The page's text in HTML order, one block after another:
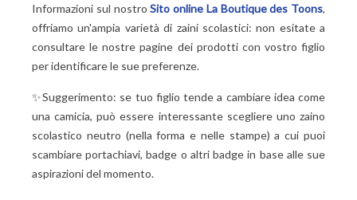
Informazioni sul nostroSito online La Boutique des Toons,
offriamo un'ampia varietà di zaini scolastici: non esitate a
consultare le nostre pagine dei prodotti con vostro figlio
per identificare le sue preferenze.
✨Suggerimento: se tuo figlio tende a cambiare idea come
una camicia, può essere interessante scegliere uno zaino
scolastico neutro (nella forma e nelle stampe) a cui puoi
scambiare portachiavi, badge o altri badge in base alle sue
aspirazioni del momento.